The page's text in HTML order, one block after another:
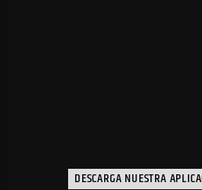
DESCARGA NUESTRA